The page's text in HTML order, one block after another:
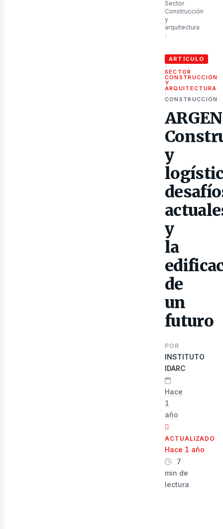
Sector
Construcción
y
arquitectura
›
ARTÍCULO
›
SECTOR
CONSTRUCCIÓN
Y
ARQUITECTURA
›
CONSTRUCCIÓN
y
y
la
de
un
futuro
POR
INSTITUTO
IDARC
Hace
1
año
ACTUALIZADO
Hace 1 año
7
min de
lectura